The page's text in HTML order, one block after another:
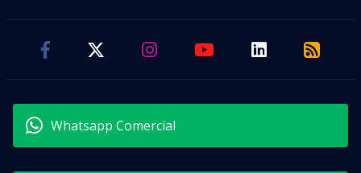
Whatsapp Comercial